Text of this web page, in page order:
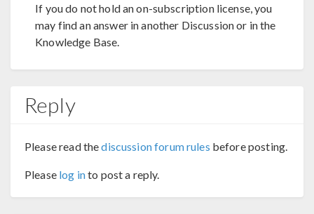
If you do not hold an on-subscription license, you
may find an answer in another Discussion or in the
Knowledge Base.
Reply
Please read thediscussion forum rules before posting.
Please log into post a reply.